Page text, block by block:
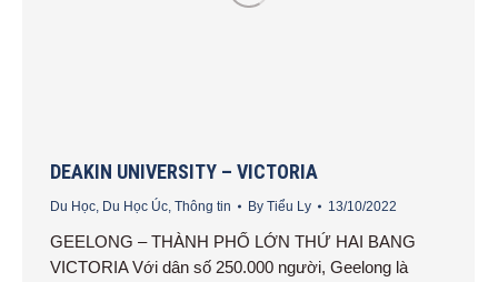
DEAKIN UNIVERSITY – VICTORIA
Du Học, Du Học Úc, Thông tin By Tiểu Ly 13/10/2022
GEELONG – THÀNH PHỐ LỚN THỨ HAI BANG
VICTORIA Với dân số 250.000 người, Geelong là